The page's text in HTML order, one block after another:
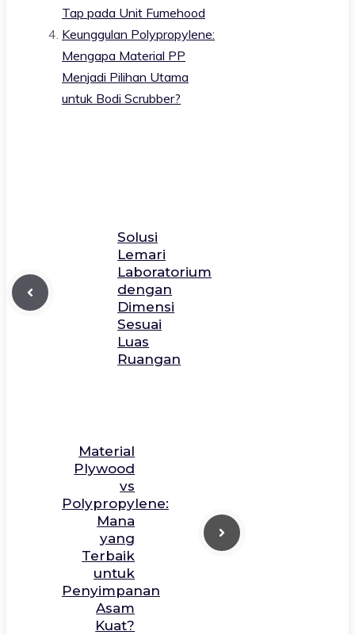
Tap pada Unit Fumehood
Keunggulan Polypropylene:
Mengapa Material PP
Menjadi Pilihan Utama
untuk Bodi Scrubber?
Solusi
Lemari
Laboratorium
dengan
Dimensi
Sesuai
Luas
Ruangan
Material
Plywood
vs
Polypropylene:
Mana
yang
Terbaik
untuk
Penyimpanan
Asam
Kuat?